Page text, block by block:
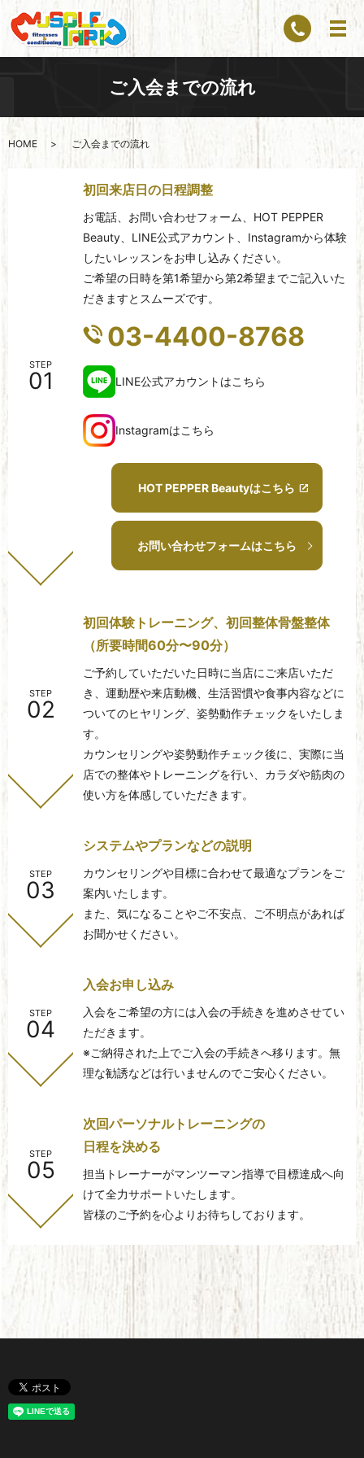
ご入会までの流れ
HOME ご入会までの流れ
STEP
01
初回来店日の日程調整
お電話、お問い合わせフォーム、HOT PEPPER
Beauty、LINE公式アカウント、Instagramから体験
したいレッスンをお申し込みください。
ご希望の日時を第1希望から第2希望までご記入いた
だきますとスムーズです。
03-4400-8768
LINE公式アカウントはこちら
Instagramはこちら
HOT PEPPER Beautyはこちら
お問い合わせフォームはこちら
STEP
02
初回体験トレーニング、 初回整体骨盤整体
（所要時間60分〜90分）
ご予約していただいた日時に当店にご来店いただ
き、運動歴や来店動機、生活習慣や食事内容などに
ついてのヒヤリング、姿勢動作チェックをいたしま
す。
カウンセリングや姿勢動作チェック後に、実際に当
店での整体やトレーニングを行い、カラダや筋肉の
使い方を体感していただきます。
STEP
03
システムやプランなどの説明
カウンセリングや目標に合わせて最適なプランをご
案内いたします。
また、気になることやご不安点、ご不明点があれば
お聞かせください。
STEP
04
入会お申し込み
入会をご希望の方には入会の手続きを進めさせてい
ただきます。
※ご納得された上でご入会の手続きへ移ります。無
理な勧誘などは行いませんのでご安心ください。
STEP
05
次回パーソナルトレーニングの
日程を決める
担当トレーナーがマンツーマン指導で目標達成へ向
けて全力サポートいたします。
皆様のご予約を心よりお待ちしております。